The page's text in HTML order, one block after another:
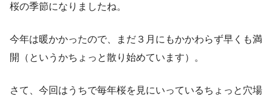
桜の季節になりましたね。
今年は暖かかったので、まだ３月にもかかわらず早くも満
開（というかちょっと散り始めています）。
さて、今回はうちで毎年桜を見にいっているちょっと穴場